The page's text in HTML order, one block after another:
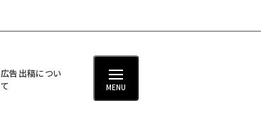
広告出稿につい
て
MENU